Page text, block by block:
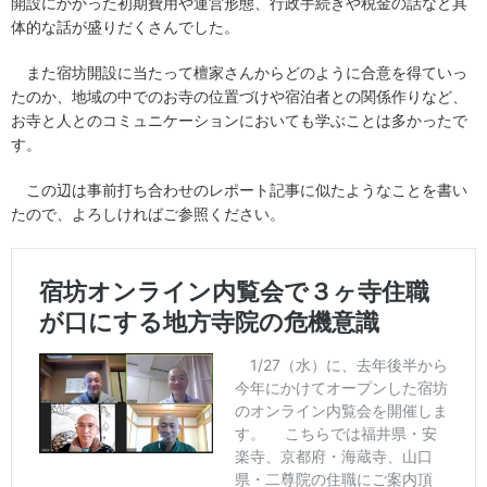
体的な話が盛りだくさんでした。
また宿坊開設に当たって檀家さんからどのように合意を得ていっ
たのか、地域の中でのお寺の位置づけや宿泊者との関係作りなど、
お寺と人とのコミュニケーションにおいても学ぶことは多かったで
す。
この辺は事前打ち合わせのレポート記事に似たようなことを書い
たので、よろしければご参照ください。